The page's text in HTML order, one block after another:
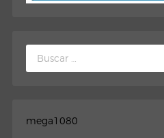
Buscar:
mega1080